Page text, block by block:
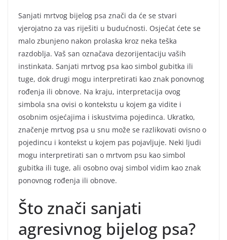
Sanjati mrtvog bijelog psa znači da će se stvari
vjerojatno za vas riješiti u budućnosti. Osjećat ćete se
malo zbunjeno nakon prolaska kroz neka teška
razdoblja. Vaš san označava dezorijentaciju vaših
instinkata. Sanjati mrtvog psa kao simbol gubitka ili
tuge, dok drugi mogu interpretirati kao znak ponovnog
rođenja ili obnove. Na kraju, interpretacija ovog
simbola sna ovisi o kontekstu u kojem ga vidite i
osobnim osjećajima i iskustvima pojedinca. Ukratko,
značenje mrtvog psa u snu može se razlikovati ovisno o
pojedincu i kontekst u kojem pas pojavljuje. Neki ljudi
mogu interpretirati san o mrtvom psu kao simbol
gubitka ili tuge, ali osobno ovaj simbol vidim kao znak
ponovnog rođenja ili obnove.
Što znači sanjati
agresivnog bijelog psa?